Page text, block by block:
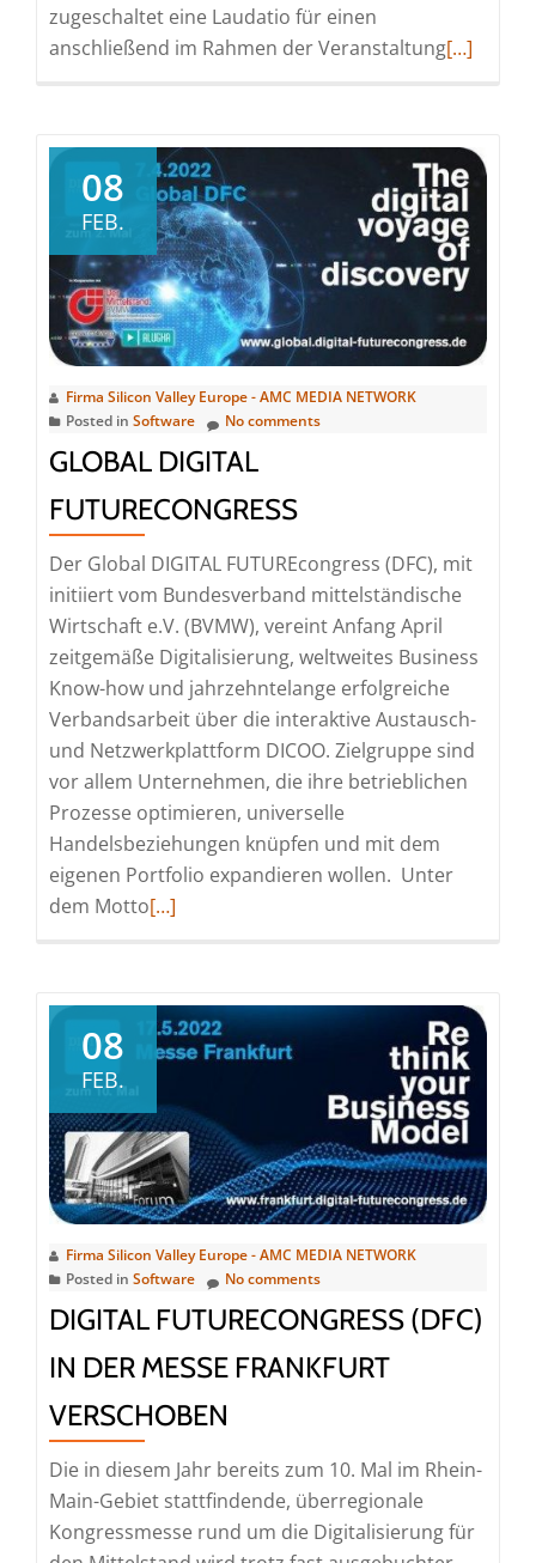
zugeschaltet eine Laudatio für einen
anschließend im Rahmen der VeranstaltungRead
Al-
Wazir
eröffnet
DIGITAL
2022
[…]
08
FEB.
Firma Silicon Valley Europe - AMC MEDIA NETWORK
Posted in Software No comments
GLOBAL DIGITAL
FUTURECONGRESS
Der Global DIGITAL FUTUREcongress (DFC), mit
initiiert vom Bundesverband mittelständische
Wirtschaft e.V. (BVMW), vereint Anfang April
zeitgemäße Digitalisierung, weltweites Business
Know-how und jahrzehntelange erfolgreiche
Verbandsarbeit über die interaktive Austausch-
und Netzwerkplattform DICOO. Zielgruppe sind
vor allem Unternehmen, die ihre betrieblichen
Prozesse optimieren, universelle
Handelsbeziehungen knüpfen und mit dem
eigenen Portfolio expandieren wollen. Unter
dem MottoRead
DIGITAL
FUTUREcongress
[…]
08
FEB.
Firma Silicon Valley Europe - AMC MEDIA NETWORK
Posted in Software No comments
DIGITAL FUTURECONGRESS (DFC)
IN DER MESSE FRANKFURT
VERSCHOBEN
Die in diesem Jahr bereits zum 10. Mal im Rhein-
Main-Gebiet stattfindende, überregionale
Kongressmesse rund um die Digitalisierung für